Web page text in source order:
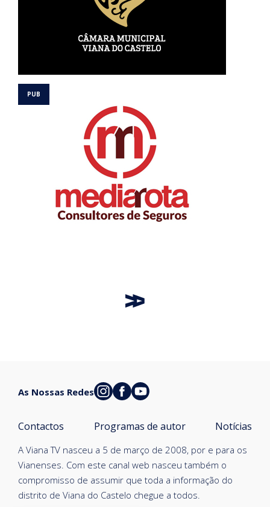
A Viana TV nasceu a 5 de março de 2008, por e para os
Vianenses. Com este canal web nasceu também o
compromisso de assumir que toda a informação do
distrito de Viana do Castelo chegue a todos.
Contactos Programas de autor Notícias
As Nossas Redes